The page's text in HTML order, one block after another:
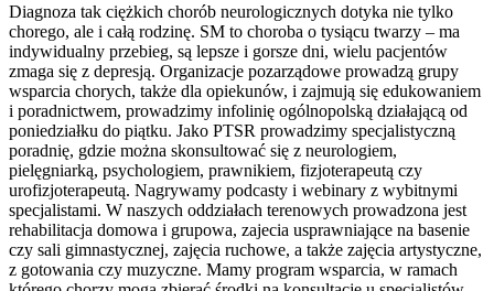
Diagnoza tak ciężkich chorób neurologicznych dotyka nie tylko
chorego, ale i całą rodzinę. SM to choroba o tysiącu twarzy – ma
indywidualny przebieg, są lepsze i gorsze dni, wielu pacjentów
zmaga się z depresją. Organizacje pozarządowe prowadzą grupy
wsparcia chorych, także dla opiekunów, i zajmują się edukowaniem
i poradnictwem, prowadzimy infolinię ogólnopolską działającą od
poniedziałku do piątku. Jako PTSR prowadzimy specjalistyczną
poradnię, gdzie można skonsultować się z neurologiem,
pielęgniarką, psychologiem, prawnikiem, fizjoterapeutą czy
urofizjoterapeutą. Nagrywamy podcasty i webinary z wybitnymi
specjalistami. W naszych oddziałach terenowych prowadzona jest
rehabilitacja domowa i grupowa, zajecia usprawniające na basenie
czy sali gimnastycznej, zajęcia ruchowe, a także zajęcia artystyczne,
z gotowania czy muzyczne. Mamy program wsparcia, w ramach